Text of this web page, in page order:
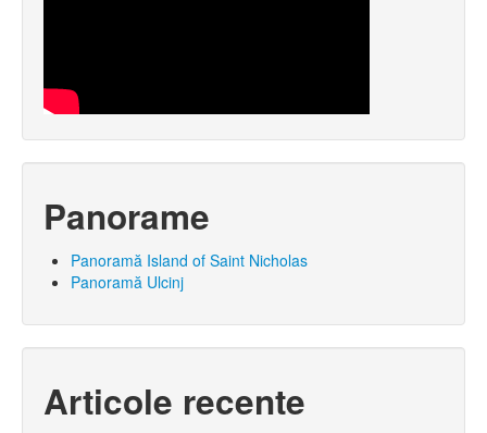
Panorame
Panoramă Island of Saint Nicholas
Panoramă Ulcinj
Articole recente